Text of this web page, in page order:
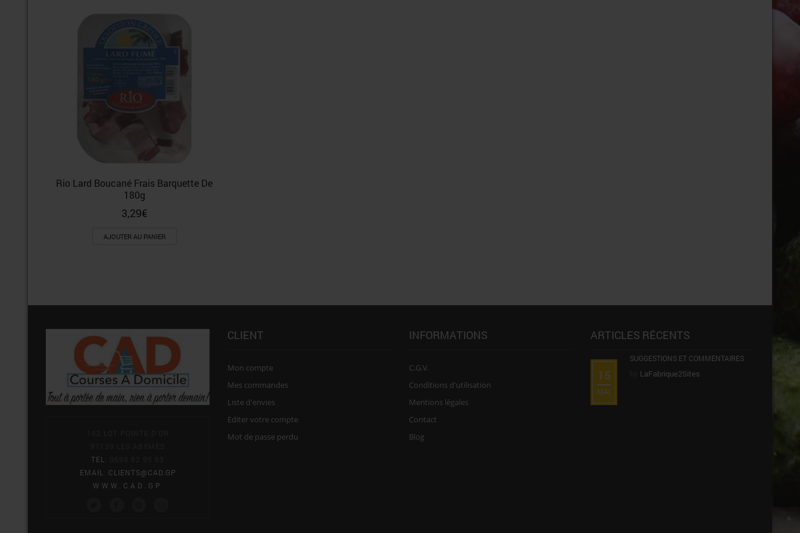
Rio Lard Boucané Frais Barquette De
180g
3,29€
AJOUTER AU PANIER
TEL
EMAIL
CLIENTS@CAD.GP
WWW.CAD.GP
CLIENT
Mon compte
Mes commandes
Liste d'envies
Editer votre compte
Mot de passe perdu
INFORMATIONS
C.G.V.
Conditions d'utilisation
Mentions légales
Contact
Blog
ARTICLES RÉCENTS
15
MAI
SUGGESTIONS ET COMMENTAIRES
LaFabrique2Sites